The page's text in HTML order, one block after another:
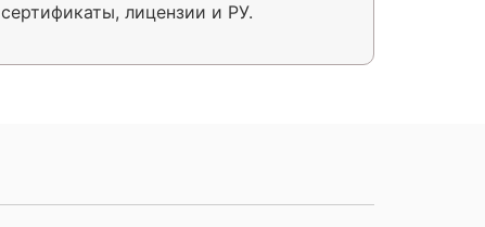
сертификаты, лицензии и РУ.